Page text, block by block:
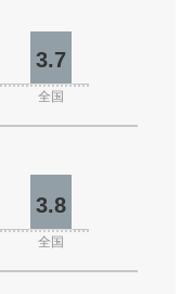
3.7
全国
3.8
全国